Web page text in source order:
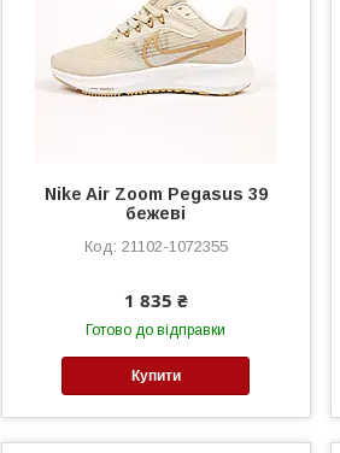
Nike Air Zoom Pegasus 39
бежеві
21102-1072355
1 835 ₴
Готово до відправки
Купити